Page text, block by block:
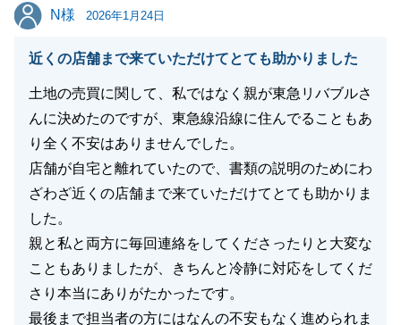
今後とも宜しくお願いいたします。
閉じる
N様
N様 2026年1月24日
近くの店舗まで来ていただけてとても助かりました
土地の売買に関して、私ではなく親が東急リバブルさ
んに決めたのですが、東急線沿線に住んでることもあ
り全く不安はありませんでした。
店舗が自宅と離れていたので、書類の説明のためにわ
ざわざ近くの店舗まで来ていただけてとても助かりま
した。
親と私と両方に毎回連絡をしてくださったりと大変な
こともありましたが、きちんと冷静に対応をしてくだ
さり本当にありがたかったです。
最後まで担当者の方にはなんの不安もなく進められま